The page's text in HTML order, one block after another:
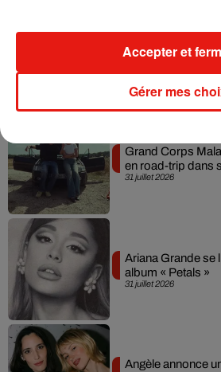
Ariana Grande
sa tournée
31 juillet 2026
Grand Corps
en road-trip dans
31 juillet 2026
Ariana Grande se
album « Petals »
Angèle annonce
Gérer mes
Accepter et